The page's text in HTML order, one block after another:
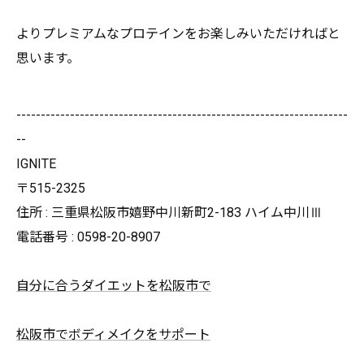
よりプレミアムなプロテインをお楽しみいただければと
思います。
--------------------------------------------------------------------
--
IGNITE
〒515-2325
住所 : 三重県松阪市嬉野中川新町2-183 ハイム中川Ⅲ
電話番号 : 0598-20-8907
自分に合うダイエットを松阪市で
松阪市でボディメイクをサポート